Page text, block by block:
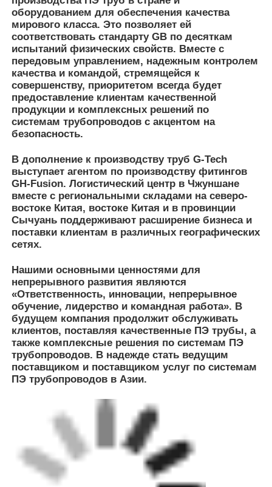
Нашими основными ценностями для
непрерывного развития являются
«Ответственность, инновации, непрерывное
обучение, лидерство и командная работа». В
будущем компания продолжит обслуживать
клиентов, поставляя качественные ПЭ трубы, а
также комплексные решения по системам ПЭ
трубопроводов. В надежде стать ведущим
поставщиком и поставщиком услуг по системам
ПЭ трубопроводов в Азии.